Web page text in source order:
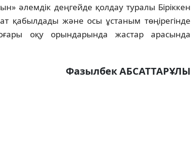
әлемдiк деңгейде қолдау туралы Бiрiккен
қабылдады және осы ұстаным төңiрегiнде
оқу орындарында жастар арасында
Фазылбек АБСАТТАРҰЛЫ